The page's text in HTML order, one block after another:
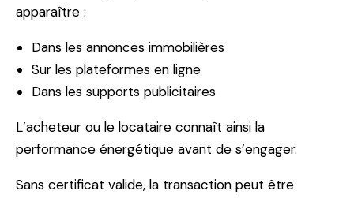
apparaître :
Dans les annonces immobilières
Sur les plateformes en ligne
Dans les supports publicitaires
L’acheteur ou le locataire connaît ainsi la
performance énergétique avant de s’engager.
Sans certificat valide, la transaction peut être